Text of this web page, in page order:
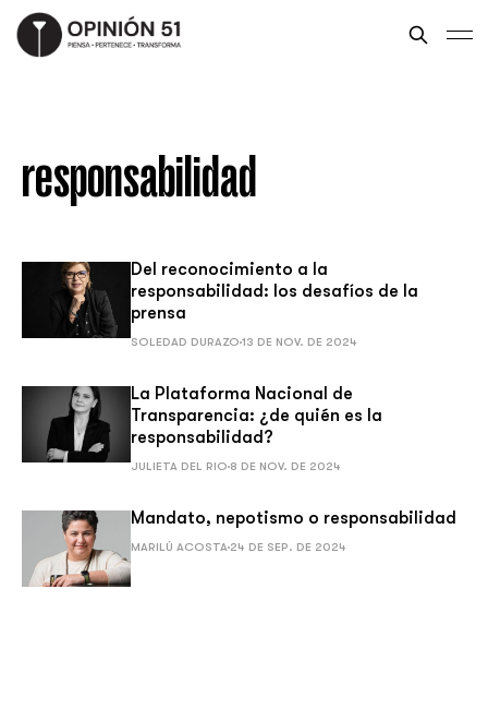
responsabilidad
Del reconocimiento a la
responsabilidad: los desafíos de la
prensa
SOLEDAD DURAZO 13 DE NOV. DE 2024
La Plataforma Nacional de
Transparencia: ¿de quién es la
responsabilidad?
JULIETA DEL RIO 8 DE NOV. DE 2024
Mandato, nepotismo o responsabilidad
MARILÚ ACOSTA 24 DE SEP. DE 2024